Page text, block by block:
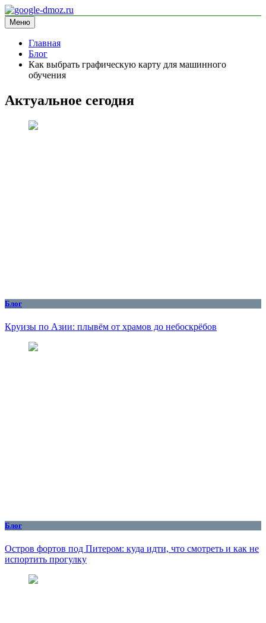
Перейти
к
содержимому
google-dmoz.ru
информационный сайт
Меню
Главная
Блог
Как выбрать графическую карту для машинного
обучения
Актуальное сегодня
Блог
Круизы по Азии: плывём от храмов до небоскрёбов
Блог
Остров фортов под Питером: куда идти, что смотреть и как не
испортить прогулку